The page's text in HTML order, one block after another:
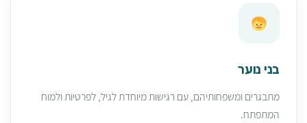
בני נוער
מתבגרים ומשפחותיהם, עם רגישות מיוחדת לגיל, לפרטיות ולמוח
המתפתח.